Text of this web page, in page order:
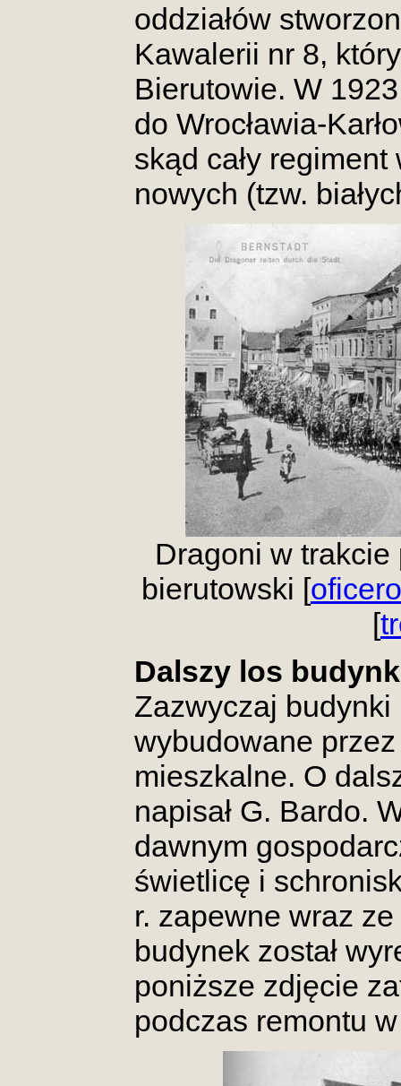
oddziałów
Kawalerii nr 8,
Bierutowie. W
do Wrocławia-
skąd cały
nowych (tzw.
Dragoni w
bierutowski [
[
Dalszy los
Zazwyczaj budynki
wybudowane
mieszkalne. O
napisał G. Bardo.
dawnym
świetlicę i
r. zapewne wraz
budynek został
poniższe zdjęcie
podczas remontu